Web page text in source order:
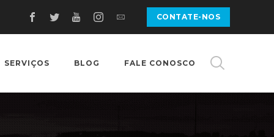
CONTATE-NOS
SERVIÇOS BLOG FALE CONOSCO